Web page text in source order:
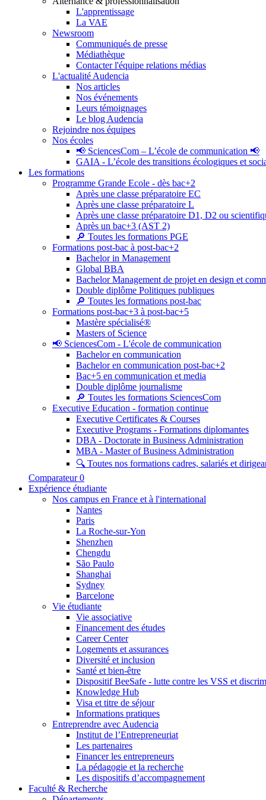
L'apprentissage
La VAE
Newsroom
Communiqués de presse
Médiathèque
Contacter l'équipe relations médias
L'actualité Audencia
Nos articles
Nos événements
Leurs témoignages
Le blog Audencia
Rejoindre nos équipes
Nos écoles
📢 SciencesCom – L’école de communication 📢
GAIA - L’école des transitions écologiques et
Les formations
Programme Grande Ecole - dès bac+2
Après une classe préparatoire EC
Après une classe préparatoire L
Après une classe préparatoire D1, D2 ou
Après un bac+3 (AST 2)
🔎 Toutes les formations PGE
Formations post-bac à post-bac+2
Bachelor in Management
Global BBA
Bachelor Management de projet en design et
Double diplôme Politiques publiques
🔎 Toutes les formations post-bac
Formations post-bac+3 à post-bac+5
Mastère spécialisé®
Masters of Science
📢 SciencesCom - L'école de communication
Bachelor en communication
Bachelor en communication post-bac+2
Bac+5 en communication et media
Double diplôme journalisme
🔎 Toutes les formations SciencesCom
Executive Education - formation continue
Executive Certificates & Courses
Executive Programs - Formations diplomantes
DBA - Doctorate in Business Administration
MBA - Master of Business Administration
🔍 Toutes nos formations cadres, salariés et
Comparateur 0
Expérience étudiante
Nos campus en France et à l'international
Nantes
Paris
La Roche-sur-Yon
Shenzhen
Chengdu
São Paulo
Shanghai
Sydney
Barcelone
Vie étudiante
Vie associative
Financement des études
Career Center
Logements et assurances
Diversité et inclusion
Santé et bien-être
Dispositif BeeSafe - lutte contre les VSS et
Knowledge Hub
Visa et titre de séjour
Informations pratiques
Entreprendre avec Audencia
Institut de l’Entrepreneuriat
Les partenaires
Financer les entrepreneurs
La pédagogie et la recherche
Les dispositifs d’accompagnement
Faculté & Recherche